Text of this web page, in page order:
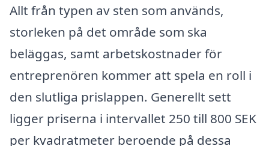
Allt från typen av sten som används,
storleken på det område som ska
beläggas, samt arbetskostnader för
entreprenören kommer att spela en roll i
den slutliga prislappen. Generellt sett
ligger priserna i intervallet 250 till 800 SEK
per kvadratmeter beroende på dessa